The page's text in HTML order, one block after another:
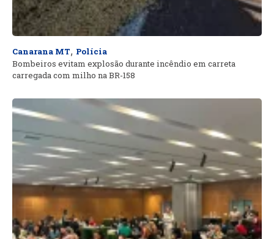
Canarana MT, Polícia
Bombeiros evitam explosão durante incêndio em carreta
carregada com milho na BR-158